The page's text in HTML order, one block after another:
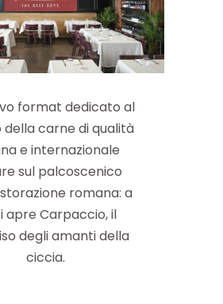
format dedicato al
della carne di qualità
e internazionale
sul palcoscenico
romana: a
apre Carpaccio, il
degli amanti della
ciccia.